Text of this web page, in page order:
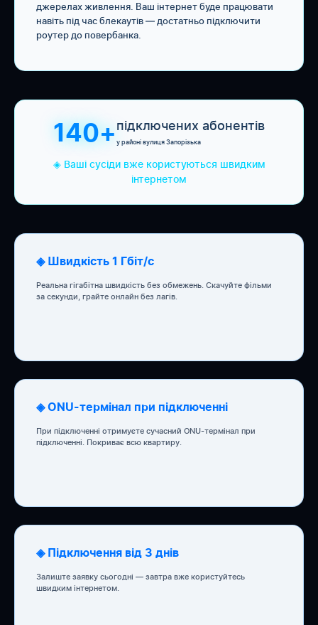
джерелах живлення. Ваш інтернет буде працювати
навіть під час блекаутів — достатньо підключити
роутер до повербанка.
140+підключених абонентів
у районі вулиця Запорізька
◈ Ваші сусіди вже користуються швидким
інтернетом
◈ Швидкість 1 Гбіт/с
Реальна гігабітна швидкість без обмежень. Скачуйте фільми
за секунди, грайте онлайн без лагів.
◈ ONU-термінал при підключенні
При підключенні отримуєте сучасний ONU-термінал при
підключенні. Покриває всю квартиру.
◈ Підключення від 3 днів
Залиште заявку сьогодні — завтра вже користуйтесь
швидким інтернетом.